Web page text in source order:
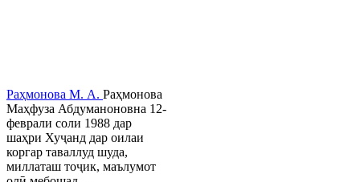
Раҳмонова М. А. Раҳмонова
Маҳфуза Абдуманоновна 12-
феврали соли 1988 дар
шаҳри Хуҷанд дар оилаи
коргар таваллуд шуда,
миллаташ тоҷик, маълумот